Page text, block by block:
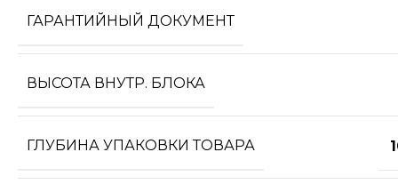
ГАРАНТИЙНЫЙ ДОКУМЕНТ
ВЫСОТА ВНУТР. БЛОКА
ГЛУБИНА УПАКОВКИ ТОВАРА